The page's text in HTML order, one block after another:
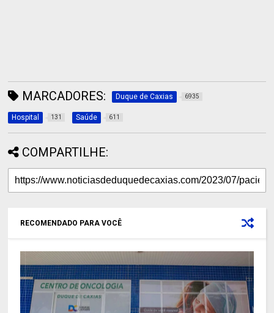
MARCADORES: Duque de Caxias 6935
Hospital 131 Saúde 611
COMPARTILHE:
RECOMENDADO PARA VOCÊ